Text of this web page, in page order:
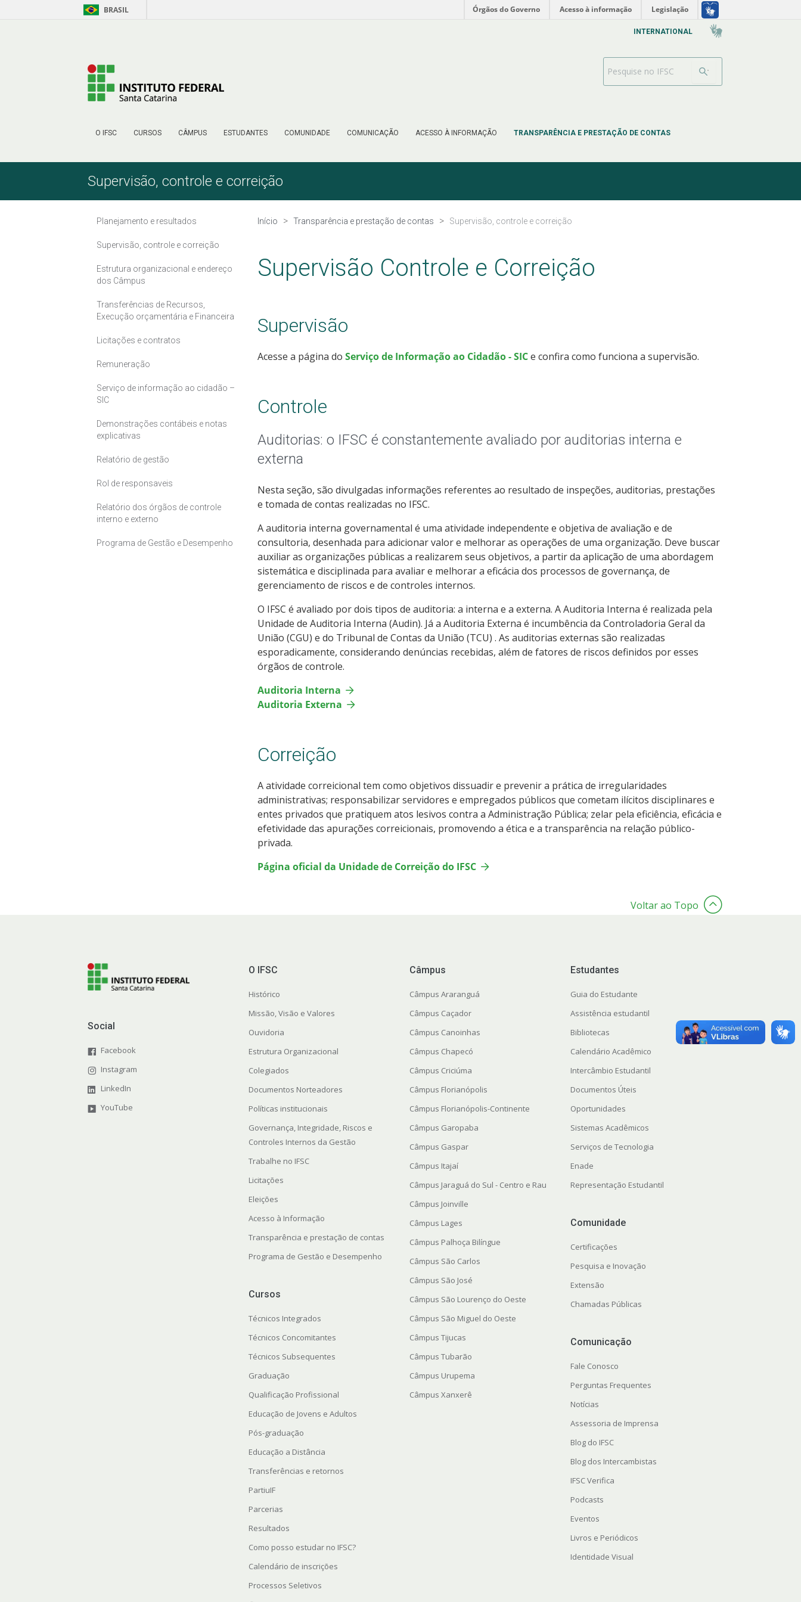
Pular para o Conteúdo BRASIL Órgãos do Governo Acesso à informação Legislação
O IFSC CURSOS CÂMPUS ESTUDANTES COMUNIDADE COMUNICAÇÃO ACESSO À INFORMAÇÃO TRANSPARÊNCIA E PRESTAÇÃO DE CONTAS
INTERNATIONAL
Barra de busca
Supervisão, controle e correição
Planejamento e resultados
Supervisão, controle e correição
Estrutura organizacional e endereço
dos Câmpus
Transferências de Recursos,
Execução orçamentária e Financeira
Licitações e contratos
Remuneração
Serviço de informação ao cidadão –
SIC
Demonstrações contábeis e notas
explicativas
Relatório de gestão
Rol de responsaveis
Relatório dos órgãos de controle
interno e externo
Programa de Gestão e Desempenho
Início Transparência e prestação de contas Supervisão, controle e correição
Supervisão Controle e Correição
Supervisão
Acesse a página do Serviço de Informação ao Cidadão - SICe confira como funciona a supervisão.
Controle
Auditorias: o IFSC é constantemente avaliado por auditorias interna e
externa
Nesta seção, são divulgadas informações referentes ao resultado de inspeções, auditorias, prestações
e tomada de contas realizadas no IFSC.
A auditoria interna governamental é uma atividade independente e objetiva de avaliação e de
consultoria, desenhada para adicionar valor e melhorar as operações de uma organização. Deve buscar
auxiliar as organizações públicas a realizarem seus objetivos, a partir da aplicação de uma abordagem
sistemática e disciplinada para avaliar e melhorar a eficácia dos processos de governança, de
gerenciamento de riscos e de controles internos.
O IFSC é avaliado por dois tipos de auditoria: a interna e a externa. A Auditoria Interna é realizada pela
Unidade de Auditoria Interna (Audin). Já a Auditoria Externa é incumbência da Controladoria Geral da
União (CGU) e do Tribunal de Contas da União (TCU) . As auditorias externas são realizadas
esporadicamente, considerando denúncias recebidas, além de fatores de riscos definidos por esses
órgãos de controle.
Auditoria Interna
Auditoria Externa
Correição
A atividade correicional tem como objetivos dissuadir e prevenir a prática de irregularidades
administrativas; responsabilizar servidores e empregados públicos que cometam ilícitos disciplinares e
entes privados que pratiquem atos lesivos contra a Administração Pública; zelar pela eficiência, eficácia e
efetividade das apurações correicionais, promovendo a ética e a transparência na relação público-
privada.
Página oficial da Unidade de Correição do IFSC
Voltar ao Topo
Social
Facebook
Instagram
LinkedIn
YouTube
O IFSC
Histórico
Missão, Visão e Valores
Ouvidoria
Estrutura Organizacional
Colegiados
Documentos Norteadores
Políticas institucionais
Governança, Integridade, Riscos e
Controles Internos da Gestão
Trabalhe no IFSC
Licitações
Eleições
Acesso à Informação
Transparência e prestação de contas
Programa de Gestão e Desempenho
Cursos
Técnicos Integrados
Técnicos Concomitantes
Técnicos Subsequentes
Graduação
Qualificação Profissional
Educação de Jovens e Adultos
Pós-graduação
Educação a Distância
Transferências e retornos
PartiuIF
Parcerias
Resultados
Como posso estudar no IFSC?
Calendário de inscrições
Processos Seletivos
Câmpus
Câmpus Araranguá
Câmpus Caçador
Câmpus Canoinhas
Câmpus Chapecó
Câmpus Criciúma
Câmpus Florianópolis
Câmpus Florianópolis-Continente
Câmpus Garopaba
Câmpus Gaspar
Câmpus Itajaí
Câmpus Jaraguá do Sul - Centro e Rau
Câmpus Joinville
Câmpus Lages
Câmpus Palhoça Bilíngue
Câmpus São Carlos
Câmpus São José
Câmpus São Lourenço do Oeste
Câmpus São Miguel do Oeste
Câmpus Tijucas
Câmpus Tubarão
Câmpus Urupema
Câmpus Xanxerê
Estudantes
Guia do Estudante
Assistência estudantil
Bibliotecas
Calendário Acadêmico
Intercâmbio Estudantil
Documentos Úteis
Oportunidades
Sistemas Acadêmicos
Serviços de Tecnologia
Enade
Representação Estudantil
Comunidade
Certificações
Pesquisa e Inovação
Extensão
Chamadas Públicas
Comunicação
Fale Conosco
Perguntas Frequentes
Notícias
Assessoria de Imprensa
Blog do IFSC
Blog dos Intercambistas
IFSC Verifica
Podcasts
Eventos
Livros e Periódicos
Identidade Visual